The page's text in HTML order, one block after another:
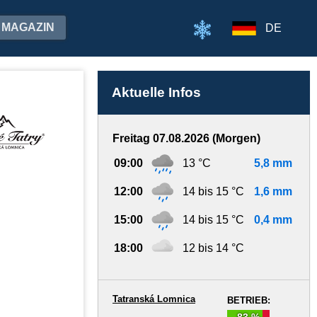
MAGAZIN DE
Aktuelle Infos
Freitag 07.08.2026 (Morgen)
09:00 13 °C 5,8 mm
12:00 14 bis 15 °C 1,6 mm
15:00 14 bis 15 °C 0,4 mm
18:00 12 bis 14 °C
BETRIEB:
Tatranská Lomnica